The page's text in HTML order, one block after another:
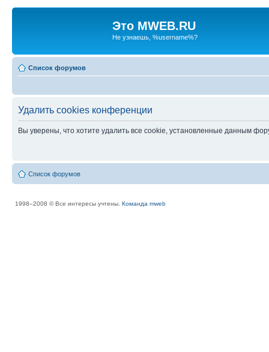
Это MWEB.RU
Не узнаешь, %username%?
Список форумов
Удалить cookies конференции
Вы уверены, что хотите удалить все cookie, установленные данным
Список форумов
1998–2008 © Все интересы учтены. Команда mweb